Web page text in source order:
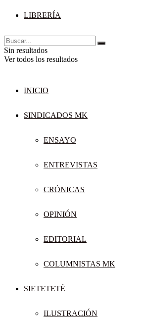
LIBRERÍA
Sin resultados
Ver todos los resultados
INICIO
SINDICADOS MK
ENSAYO
ENTREVISTAS
CRÓNICAS
OPINIÓN
EDITORIAL
COLUMNISTAS MK
SIETETETÉ
ILUSTRACIÓN